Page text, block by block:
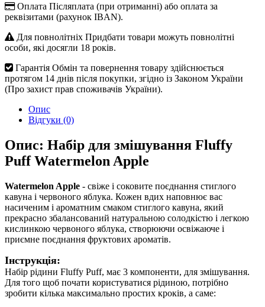
Оплата Післяплата (при отриманні) або оплата за
реквізитами (рахунок IBAN).
Для повнолітніх Придбати товари можуть повнолітні
особи, які досягли 18 років.
Гарантія Обмін та повернення товару здійснюється
протягом 14 днів після покупки, згідно із Законом України
(Про захист прав споживачів України).
Опис
Відгуки (0)
Опис: Набір для змішування Fluffy
Puff Watermelon Apple
Watermelon Apple - свіже і соковите поєднання стиглого
кавуна і червоного яблука. Кожен вдих наповнює вас
насиченим і ароматним смаком стиглого кавуна, який
прекрасно збалансований натуральною солодкістю і легкою
кислинкою червоного яблука, створюючи освіжаюче і
приємне поєднання фруктових ароматів.
Інструкція:
Набір рідини Fluffy Puff, має 3 компоненти, для змішування.
Для того щоб почати користуватися рідиною, потрібно
зробити кілька максимально простих кроків, а саме: